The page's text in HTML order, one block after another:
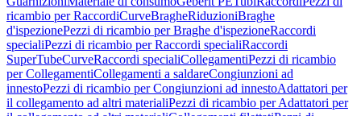
ricambio per RaccordiCurveBragheRiduzioniBraghe
d'ispezionePezzi di ricambio per Braghe d'ispezioneRaccordi
specialiPezzi di ricambio per Raccordi specialiRaccordi
SuperTubeCurveRaccordi specialiCollegamentiPezzi di ricambio
per CollegamentiCollegamenti a saldareCongiunzioni ad
innestoPezzi di ricambio per Congiunzioni ad innestoAdattatori per
il collegamento ad altri materialiPezzi di ricambio per Adattatori per